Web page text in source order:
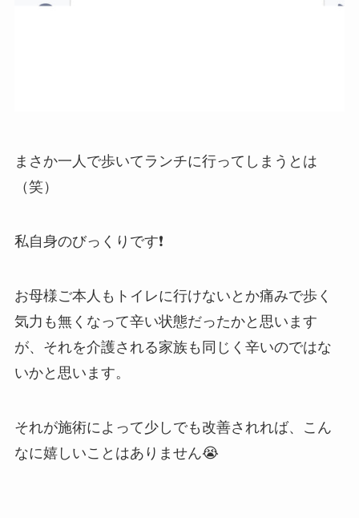
まさか一人で歩いてランチに行ってしまうとは
（笑）
私自身のびっくりです❗️
お母様ご本人もトイレに行けないとか痛みで歩く
気力も無くなって辛い状態だったかと思います
が、それを介護される家族も同じく辛いのではな
いかと思います。
それが施術によって少しでも改善されれば、こん
なに嬉しいことはありません😭